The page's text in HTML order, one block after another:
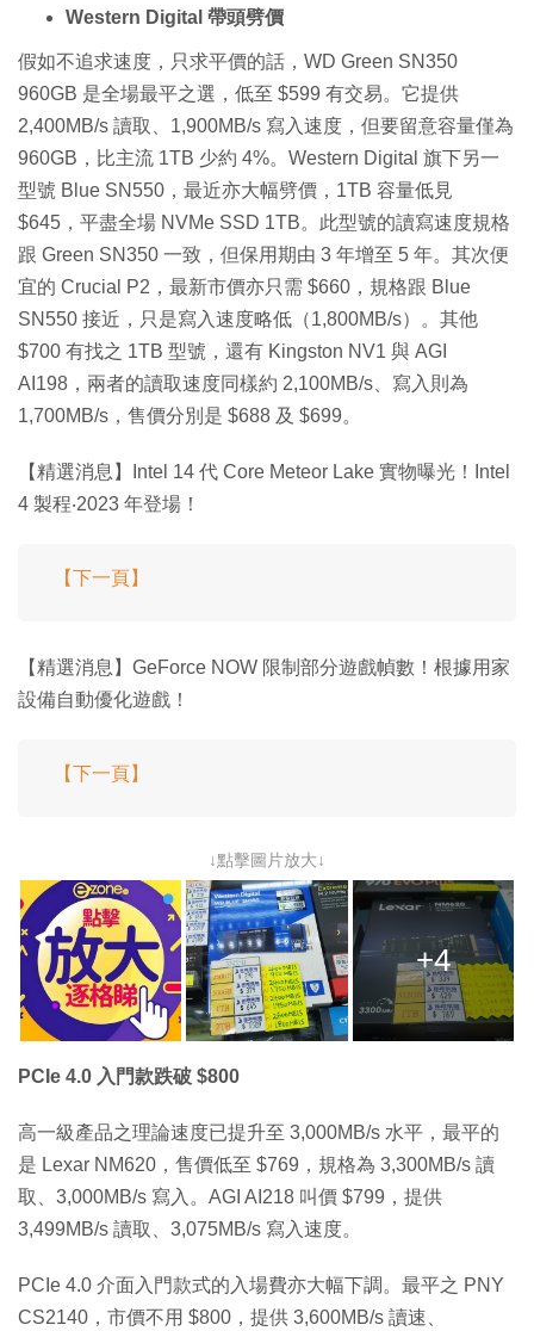
Western Digital 帶頭劈價
假如不追求速度，只求平價的話，WD Green SN350
960GB 是全場最平之選，低至 $599 有交易。它提供
2,400MB/s 讀取、1,900MB/s 寫入速度，但要留意容量僅為
960GB，比主流 1TB 少約 4%。Western Digital 旗下另一
型號 Blue SN550，最近亦大幅劈價，1TB 容量低見
$645，平盡全場 NVMe SSD 1TB。此型號的讀寫速度規格
跟 Green SN350 一致，但保用期由 3 年增至 5 年。其次便
宜的 Crucial P2，最新市價亦只需 $660，規格跟 Blue
SN550 接近，只是寫入速度略低（1,800MB/s）。其他
$700 有找之 1TB 型號，還有 Kingston NV1 與 AGI
AI198，兩者的讀取速度同樣約 2,100MB/s、寫入則為
1,700MB/s，售價分別是 $688 及 $699。
【精選消息】Intel 14 代 Core Meteor Lake 實物曝光！Intel
4 製程‧2023 年登場！
【下一頁】
【精選消息】GeForce NOW 限制部分遊戲幀數！根據用家
設備自動優化遊戲！
【下一頁】
↓點擊圖片放大↓
+4
PCIe 4.0 入門款跌破 $800
高一級產品之理論速度已提升至 3,000MB/s 水平，最平的
是 Lexar NM620，售價低至 $769，規格為 3,300MB/s 讀
取、3,000MB/s 寫入。AGI AI218 叫價 $799，提供
3,499MB/s 讀取、3,075MB/s 寫入速度。
PCIe 4.0 介面入門款式的入場費亦大幅下調。最平之 PNY
CS2140，市價不用 $800，提供 3,600MB/s 讀速、